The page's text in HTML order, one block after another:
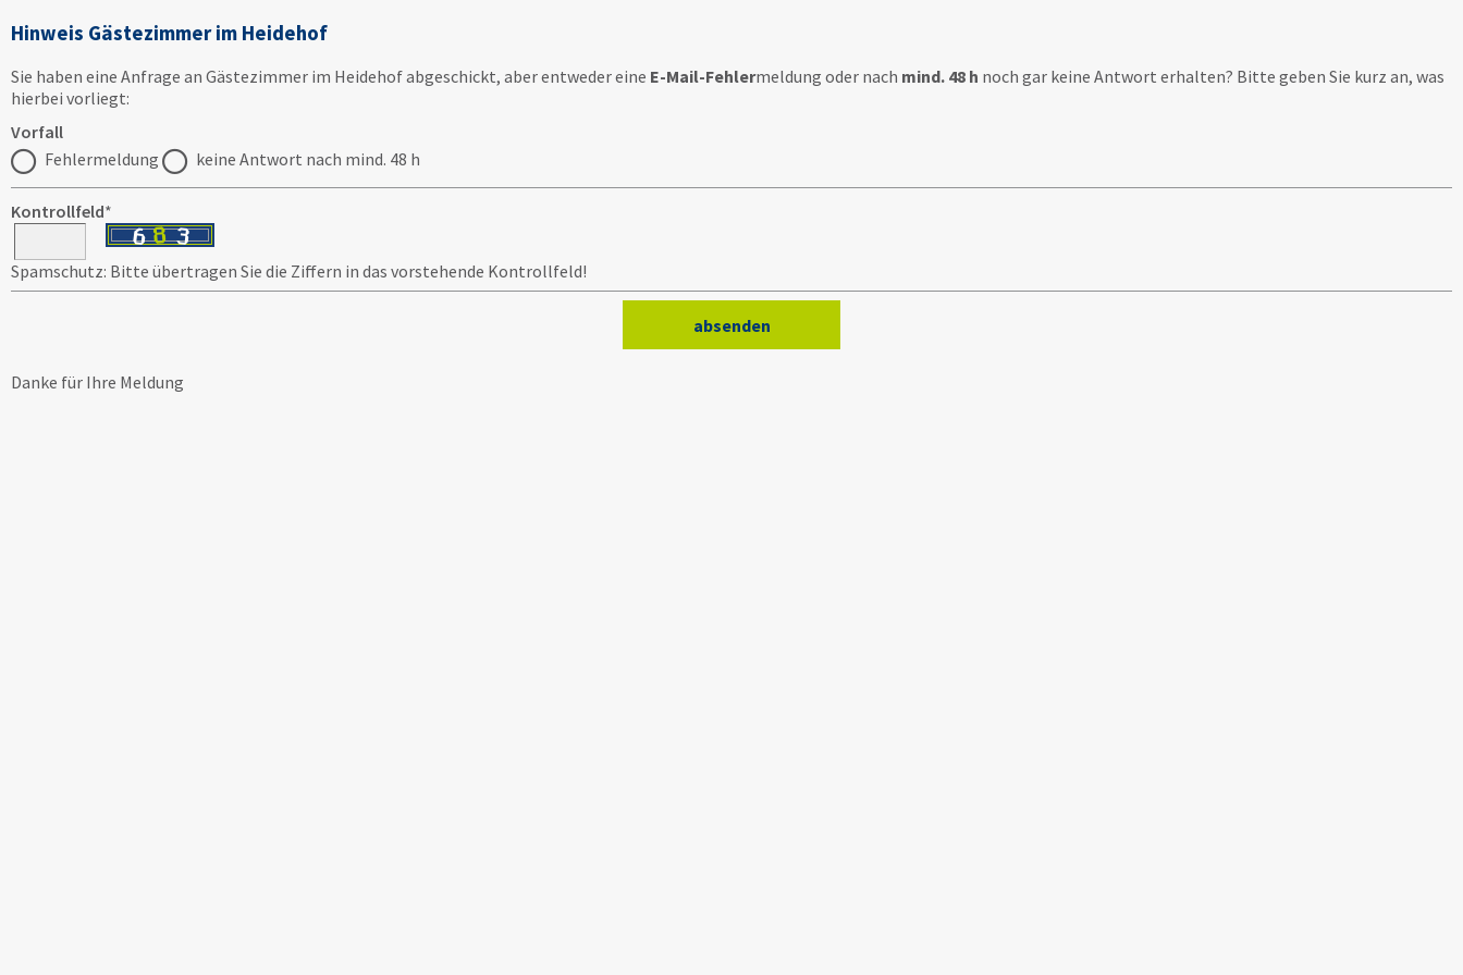
Hinweis Gästezimmer im Heidehof
Sie haben eine Anfrage an Gästezimmer im Heidehof abgeschickt, aber entweder eine E-Mail-Fehlermeldung oder nach mind. 48 h noch gar keine Antwort erhalten? Bitte geben Sie kurz an, was
hierbei vorliegt:
Vorfall
Fehlermeldung
keine Antwort nach mind. 48 h
Kontrollfeld*
Spamschutz: Bitte übertragen Sie die Ziffern in das vorstehende Kontrollfeld!
Danke für Ihre Meldung